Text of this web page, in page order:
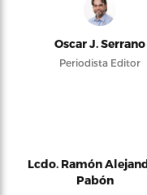
Oscar J. Serrano
Periodista Editor
Lcdo. Ramón
Pabón